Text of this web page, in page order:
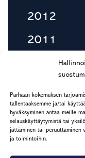
Parhaan kokemuksen
tallentaaksemme ja/tai
hyväksyminen antaa meille
selauskäyttäytymistä tai
jättäminen tai peruuttaminen
ja toimintoihin.
2012
2011
Footer
etu.suku@rapp.fi
puh. 044 7799 277
Rekisteri- ja